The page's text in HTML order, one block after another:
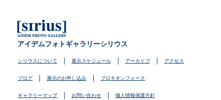
アイデムフォトギャラリーシリウス
シリウスについて 展示スケジュール アーカイブ アクセス
ブログ 展示のお申し込み プロキオンフォース
ギャラリーマップ お問い合わせ 個人情報保護方針